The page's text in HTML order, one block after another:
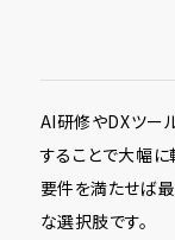
AI研修やDXツー
することで大幅に
要件を満たせば
な選択肢です。